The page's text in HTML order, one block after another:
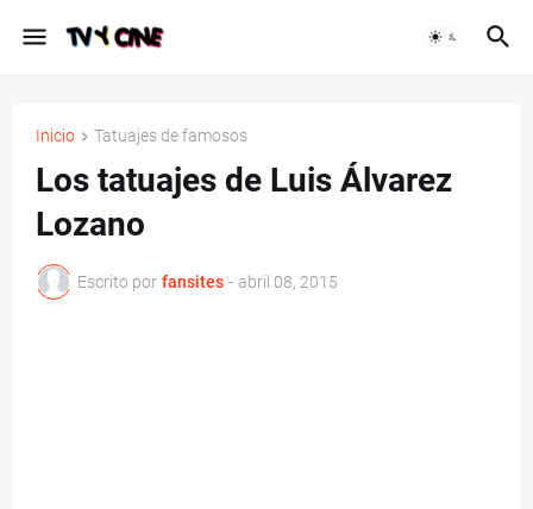
Inicio Tatuajes de famosos
Los tatuajes de Luis Álvarez
Lozano
Escrito por fansites - abril 08, 2015